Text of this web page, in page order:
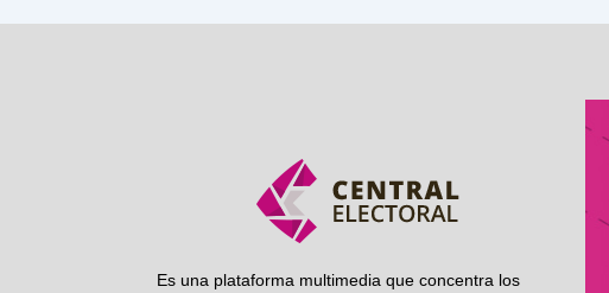
Es una plataforma multimedia que concentra los